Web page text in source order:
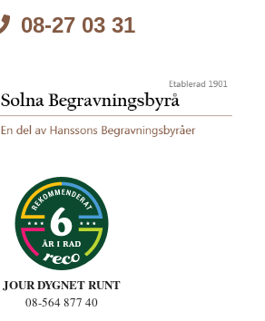
08-27 03 31
JOUR DYGNET RUNT
08-564 877 40